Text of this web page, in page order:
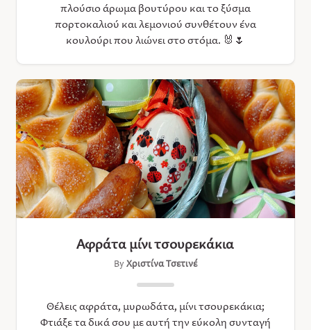
πλούσιο άρωμα βουτύρου και τo ξύσμα
πορτοκαλιού και λεμονιού συνθέτουν ένα
κουλούρι που λιώνει στο στόμα. 🐰🌷
Αφράτα μίνι τσουρεκάκια
By Χριστίνα Τσετινέ
Θέλεις αφράτα, μυρωδάτα, μίνι τσουρεκάκια;
Φτιάξε τα δικά σου με αυτή την εύκολη συνταγή